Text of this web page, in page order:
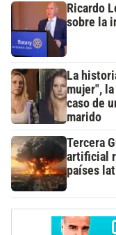
Ricardo
sobre la
La
mujer",
caso de
marido
Tercera
artificial
países